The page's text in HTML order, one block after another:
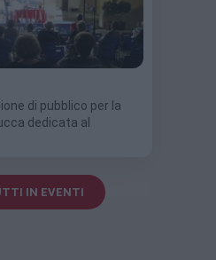
di pubblico per la
dedicata al
IN EVENTI